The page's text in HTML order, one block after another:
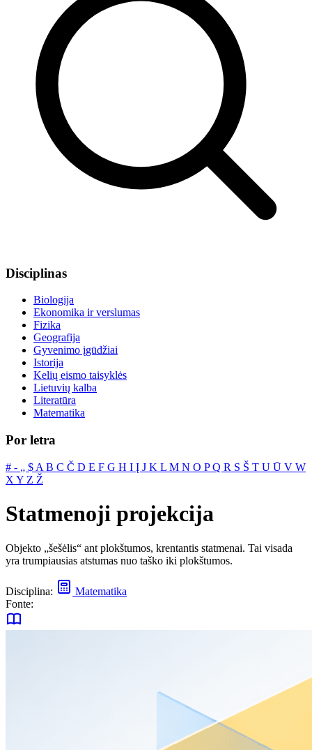
Disciplinas
Biologija
Ekonomika ir verslumas
Fizika
Geografija
Gyvenimo įgūdžiai
Istorija
Kelių eismo taisyklės
Lietuvių kalba
Literatūra
Matematika
Por letra
# ‐ „ $ A B C Č D E F G H I Į J K L M N O PQ R S Š T U Ū V W
X Y Z Ž
Statmenoji projekcija
Objekto „šešėlis“ ant plokštumos, krentantis statmenai. Tai visada
yra trumpiausias atstumas nuo taško iki plokštumos.
Disciplina:
Matematika
Fonte: